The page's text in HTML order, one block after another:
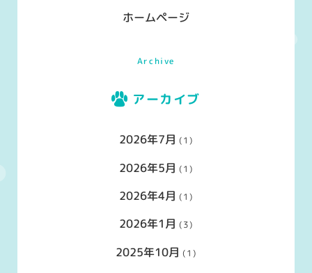
ホームページ
Archive
アーカイブ
2026年7月 (1)
2026年5月 (1)
2026年4月 (1)
2026年1月 (3)
2025年10月 (1)